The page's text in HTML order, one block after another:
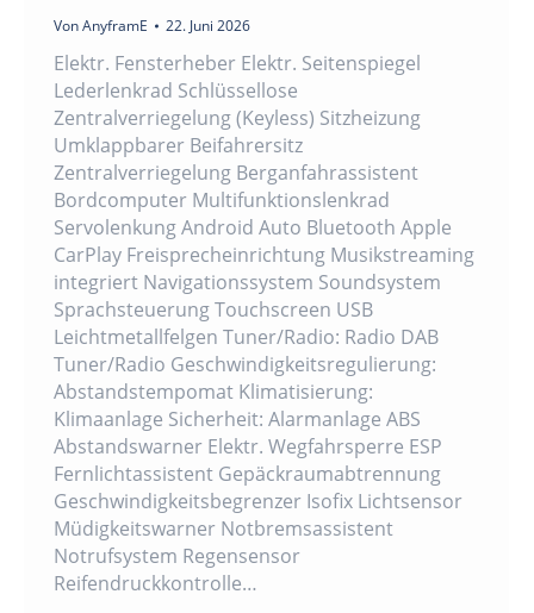
VonAnyframE 22. Juni 2026
Elektr. Fensterheber Elektr. Seitenspiegel
Lederlenkrad Schlüssellose
Zentralverriegelung (Keyless) Sitzheizung
Umklappbarer Beifahrersitz
Zentralverriegelung Berganfahrassistent
Bordcomputer Multifunktionslenkrad
Servolenkung Android Auto Bluetooth Apple
CarPlay Freisprecheinrichtung Musikstreaming
integriert Navigationssystem Soundsystem
Sprachsteuerung Touchscreen USB
Leichtmetallfelgen Tuner/Radio: Radio DAB
Tuner/Radio Geschwindigkeitsregulierung:
Abstandstempomat Klimatisierung:
Klimaanlage Sicherheit: Alarmanlage ABS
Abstandswarner Elektr. Wegfahrsperre ESP
Fernlichtassistent Gepäckraumabtrennung
Geschwindigkeitsbegrenzer Isofix Lichtsensor
Müdigkeitswarner Notbremsassistent
Notrufsystem Regensensor
Reifendruckkontrolle…